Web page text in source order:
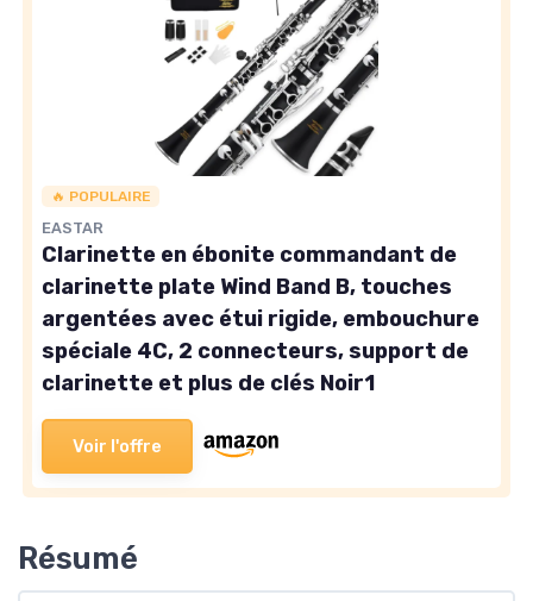
🔥 POPULAIRE
EASTAR
Clarinette en ébonite commandant de
clarinette plate Wind Band B, touches
argentées avec étui rigide, embouchure
spéciale 4C, 2 connecteurs, support de
clarinette et plus de clés Noir1
Voir l'offre
Résumé